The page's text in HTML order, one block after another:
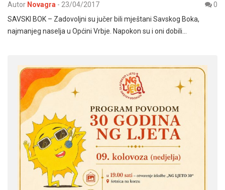
Autor Novagra - 23/04/2017
0
SAVSKI BOK – Zadovoljni su jučer bili mještani Savskog Boka,
najmanjeg naselja u Općini Vrbje. Napokon su i oni dobili…